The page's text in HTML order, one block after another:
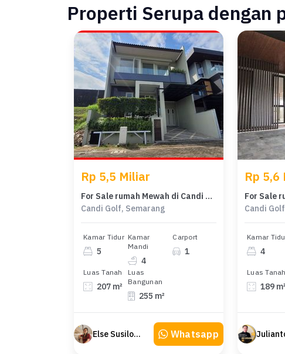
Properti Serupa dengan
Rp 5,5 Miliar
For Sale rumah Mewah di Candi Golf, Semarang - LT 207m²
Candi Golf, Semarang
Kamar Tidur
5
Kamar
Mandi
4
Carport
1
Luas Tanah
207 m²
Luas
Bangunan
255 m²
Else Susilowaty Whatsapp
Rp 5,6
Candi
Kamar
4
Luas Tanah
189 m²